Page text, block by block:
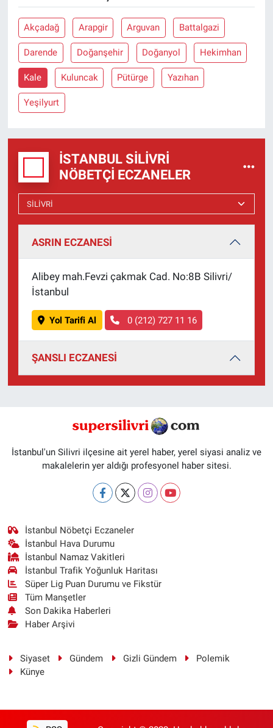
Akçadağ Arapgir Arguvan Battalgazi
Darende Doğanşehir Doğanyol Hekimhan
Kale Kuluncak Pütürge Yazıhan
Yeşilyurt
İSTANBUL SILIVRI
NÖBETÇI ECZANELER
ASRIN ECZANESİ
Alibey mah.Fevzi çakmak Cad. No:8B Silivri/
İstanbul
Yol Tarifi Al 0 (212) 727 11 16
ŞANSLI ECZANESİ
İstanbul'un Silivri ilçesine ait yerel haber, yerel siyasi analiz ve
makalelerin yer aldığı profesyonel haber sitesi.
İstanbul Nöbetçi Eczaneler
İstanbul Hava Durumu
İstanbul Namaz Vakitleri
İstanbul Trafik Yoğunluk Haritası
Süper Lig Puan Durumu ve Fikstür
Tüm Manşetler
Son Dakika Haberleri
Haber Arşivi
Siyaset Gündem Gizli Gündem
Polemik
Künye